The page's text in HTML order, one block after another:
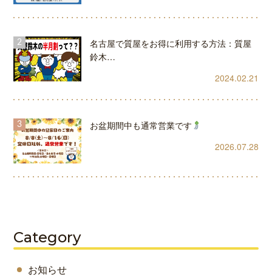
名古屋で質屋をお得に利用する方法：質屋
鈴木…
2024.02.21
お盆期間中も通常営業です
2026.07.28
Category
お知らせ